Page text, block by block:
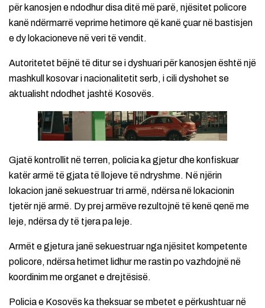
për kanosjen e ndodhur disa ditë më parë, njësitet policore
kanë ndërmarrë veprime hetimore që kanë çuar në bastisjen
e dy lokacioneve në veri të vendit.
Autoritetet bëjnë të ditur se i dyshuari për kanosjen është një
mashkull kosovar i nacionalitetit serb, i cili dyshohet se
aktualisht ndodhet jashtë Kosovës.
Gjatë kontrollit në terren, policia ka gjetur dhe konfiskuar
katër armë të gjata të llojeve të ndryshme. Në njërin
lokacion janë sekuestruar tri armë, ndërsa në lokacionin
tjetër një armë. Dy prej armëve rezultojnë të kenë qenë me
leje, ndërsa dy të tjera pa leje.
Armët e gjetura janë sekuestruar nga njësitet kompetente
policore, ndërsa hetimet lidhur me rastin po vazhdojnë në
koordinim me organet e drejtësisë.
Policia e Kosovës ka theksuar se mbetet e përkushtuar në